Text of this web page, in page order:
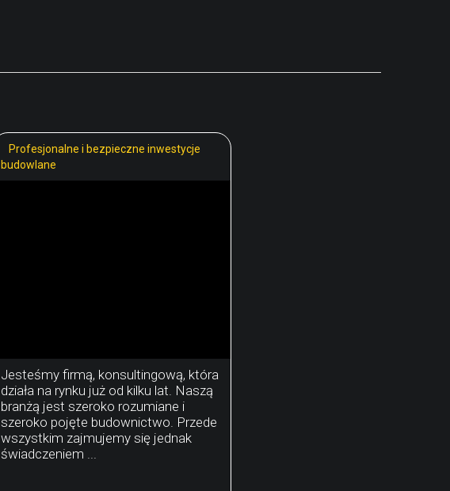
Profesjonalne i bezpieczne inwestycje
budowlane
Jesteśmy firmą, konsultingową, która
działa na rynku już od kilku lat. Naszą
branżą jest szeroko rozumiane i
szeroko pojęte budownictwo. Przede
wszystkim zajmujemy się jednak
świadczeniem ...